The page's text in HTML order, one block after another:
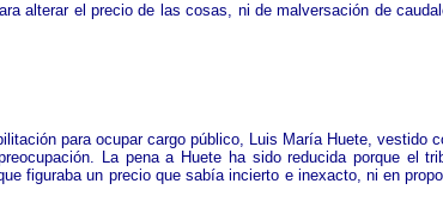
alterar el precio de las cosas, ni de malversación de
para ocupar cargo público, Luis María Huete,
La pena a Huete ha sido reducida porque el
figuraba un precio que sabía incierto e inexacto, ni en